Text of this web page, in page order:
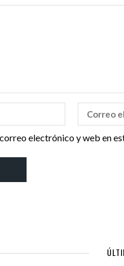
electrónico y web en